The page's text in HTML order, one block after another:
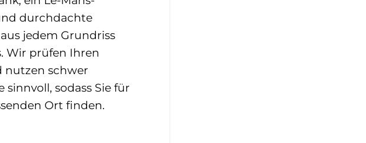
durchdachte
jedem Grundriss
Wir prüfen Ihren
nutzen schwer
sodass Sie für
Ort finden.